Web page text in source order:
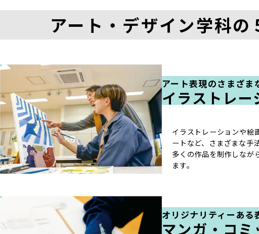
アート・デザイン学科の
アート表現のさまざ
イラストレー
イラストレーションや絵
ートなど、さまざまな手
多くの作品を制作しなが
ます。
オリジナリティーある
マンガ・コミ